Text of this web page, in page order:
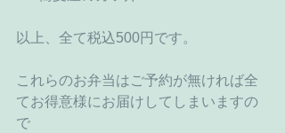
以上、全て税込500円です。
これらのお弁当はご予約が無ければ全
てお得意様にお届けしてしまいますの
で